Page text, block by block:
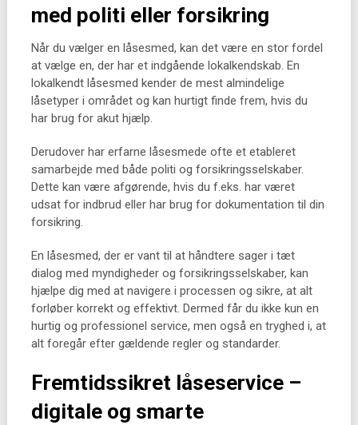
med politi eller forsikring
Når du vælger en låsesmed, kan det være en stor fordel
at vælge en, der har et indgående lokalkendskab. En
lokalkendt låsesmed kender de mest almindelige
låsetyper i området og kan hurtigt finde frem, hvis du
har brug for akut hjælp.
Derudover har erfarne låsesmede ofte et etableret
samarbejde med både politi og forsikringsselskaber.
Dette kan være afgørende, hvis du f.eks. har været
udsat for indbrud eller har brug for dokumentation til din
forsikring.
En låsesmed, der er vant til at håndtere sager i tæt
dialog med myndigheder og forsikringsselskaber, kan
hjælpe dig med at navigere i processen og sikre, at alt
forløber korrekt og effektivt. Dermed får du ikke kun en
hurtig og professionel service, men også en tryghed i, at
alt foregår efter gældende regler og standarder.
Fremtidssikret låseservice –
digitale og smarte